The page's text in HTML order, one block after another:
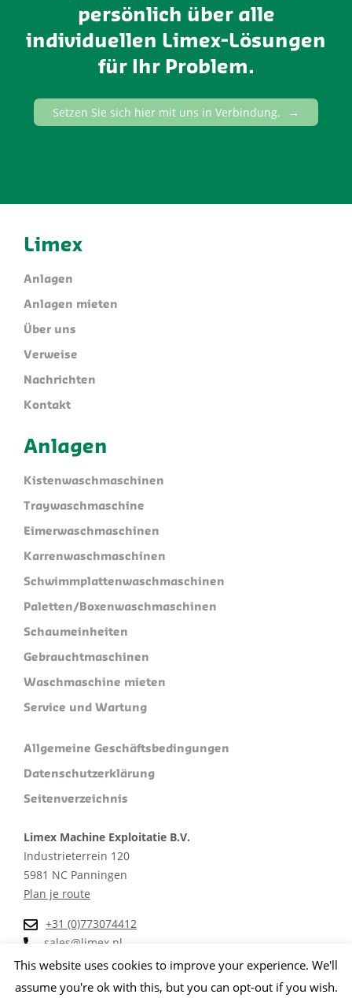
persönlich über alle
individuellen Limex-Lösungen
für Ihr Problem.
Setzen Sie sich hier mit uns in Verbindung.
Limex
Anlagen
Anlagen mieten
Über uns
Verweise
Nachrichten
Kontakt
Anlagen
Kistenwaschmaschinen
Traywaschmaschine
Eimerwaschmaschinen
Karrenwaschmaschinen
Schwimmplattenwaschmaschinen
Paletten/Boxenwaschmaschinen
Schaumeinheiten
Gebrauchtmaschinen
Waschmaschine mieten
Service und Wartung
Allgemeine Geschäftsbedingungen
Datenschutzerklärung
Seitenverzeichnis
Limex Machine Exploitatie B.V.
Industrieterrein 120
5981 NC Panningen
Plan je route
+31 (0)773074412
sales@limex.nl
This website uses cookies to improve your experience. We'll
assume you're ok with this, but you can opt-out if you wish.